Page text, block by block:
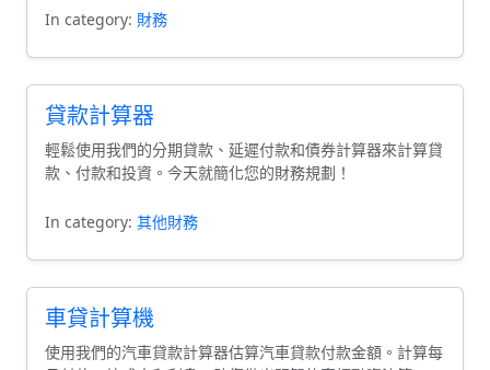
In category: 財務
貸款計算器
輕鬆使用我們的分期貸款、延遲付款和債券計算器來計算貸
款、付款和投資。今天就簡化您的財務規劃！
In category: 其他財務
車貸計算機
使用我們的汽車貸款計算器估算汽車貸款付款金額。計算每